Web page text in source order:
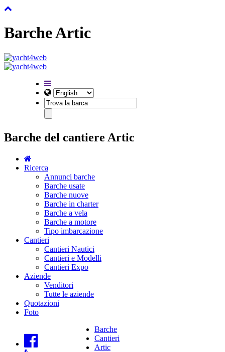
Barche Artic
Barche del cantiere Artic
Ricerca
Annunci barche
Barche usate
Barche nuove
Barche in charter
Barche a vela
Barche a motore
Tipo imbarcazione
Cantieri
Cantieri Nautici
Cantieri e Modelli
Cantieri Expo
Aziende
Venditori
Tutte le aziende
Quotazioni
Foto
Barche
Cantieri
Artic